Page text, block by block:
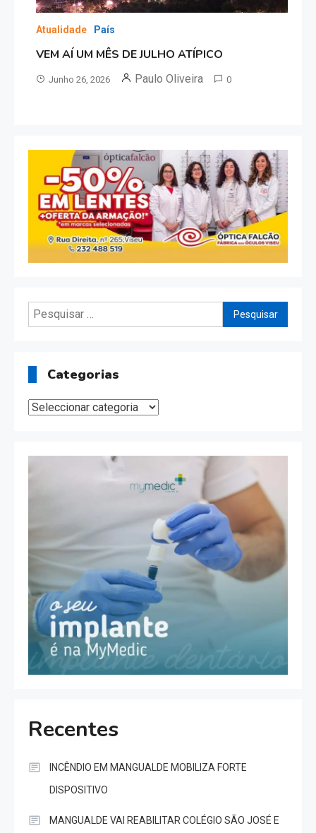
Atualidade País
VEM AÍ UM MÊS DE JULHO ATÍPICO
Junho 26, 2026 Paulo Oliveira 0
Pesquisar
por:
Categorias
Categorias
Recentes
INCÊNDIO EM MANGUALDE MOBILIZA FORTE
DISPOSITIVO
MANGUALDE VAI REABILITAR COLÉGIO SÃO JOSÉ E